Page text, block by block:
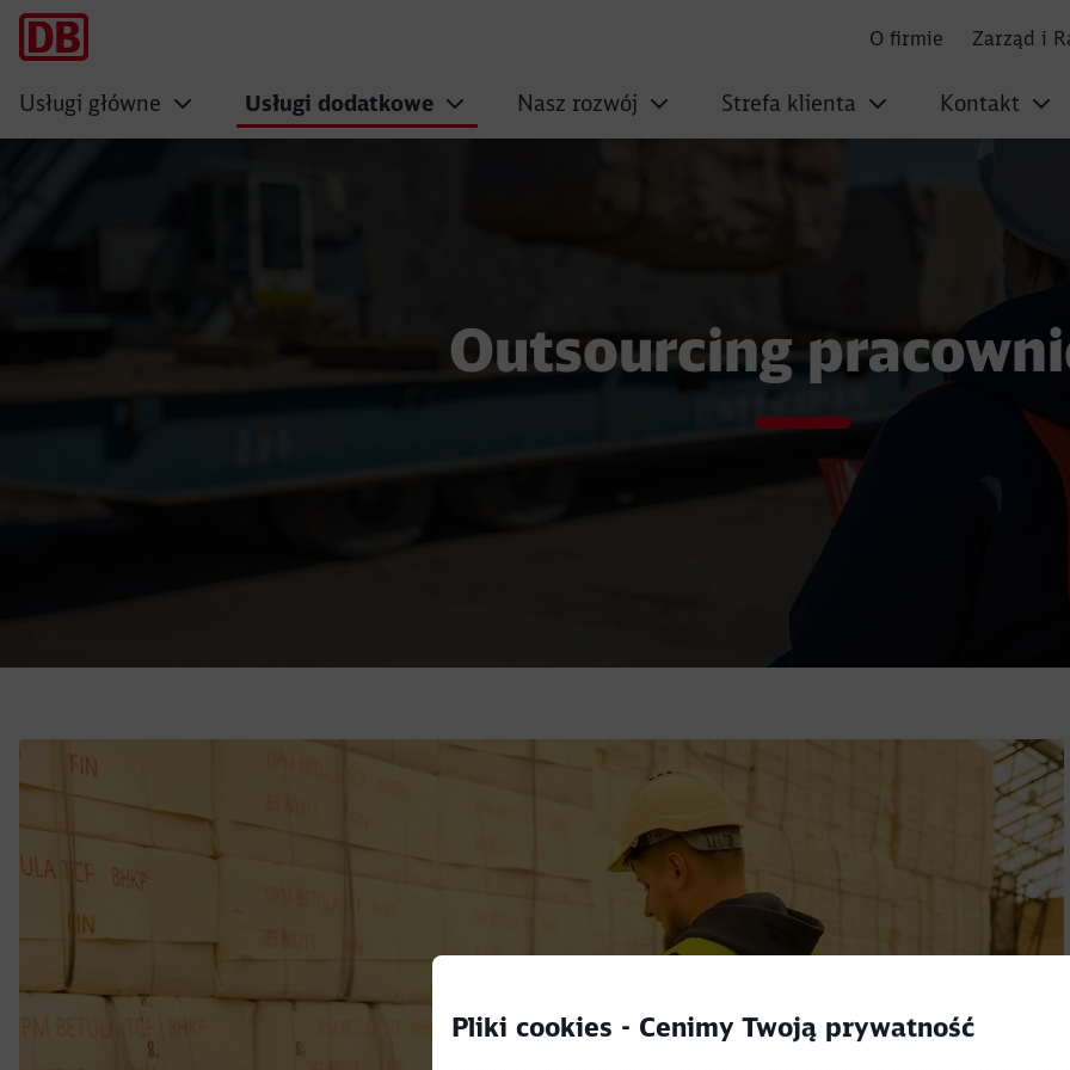
Pliki cookies - Cenimy Twoją prywatność
O firmie Zarząd i
Usługi główne Usługi dodatkowe Nasz rozwój Strefa klienta Kontakt
Outsourcing